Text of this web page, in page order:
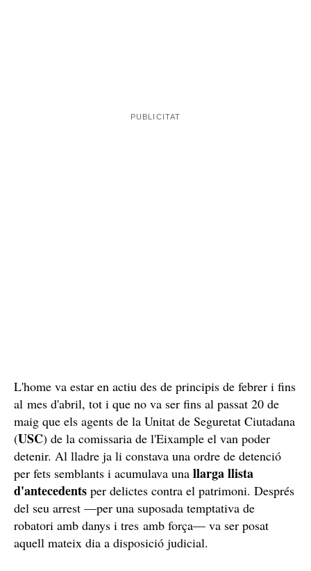
L'home va estar en actiu des de principis de febrer i fins
al mes d'abril, tot i que no va ser fins al passat 20 de
maig que els agents de la Unitat de Seguretat Ciutadana
(USC) de la comissaria de l'Eixample el van poder
detenir. Al lladre ja li constava una ordre de detenció
per fets semblants i acumulava una llarga llista
d'antecedents per delictes contra el patrimoni. Després
del seu arrest —per una suposada temptativa de
robatori amb danys i tres amb força— va ser posat
aquell mateix dia a disposició judicial.